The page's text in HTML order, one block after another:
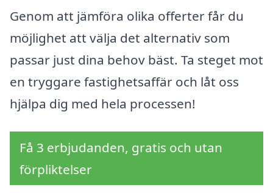
Genom att jämföra olika offerter får du
möjlighet att välja det alternativ som
passar just dina behov bäst. Ta steget mot
en tryggare fastighetsaffär och låt oss
hjälpa dig med hela processen!
Få 3 erbjudanden, gratis och utan
förpliktelser